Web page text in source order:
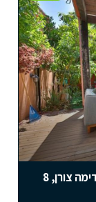
בית נדיר למכירה בשכונת רמת אמיר- קדימה צורן, 8